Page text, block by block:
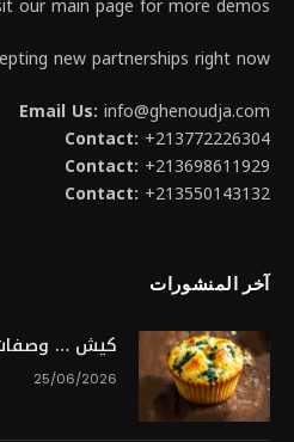
our main page for more demos.
new partnerships right now.
Email Us: info@ghenoudja.com
Contact: +213772226304
Contact: +213698611929
Contact: +213550143132
آخر المنشورات
كيش …
25/06/2026